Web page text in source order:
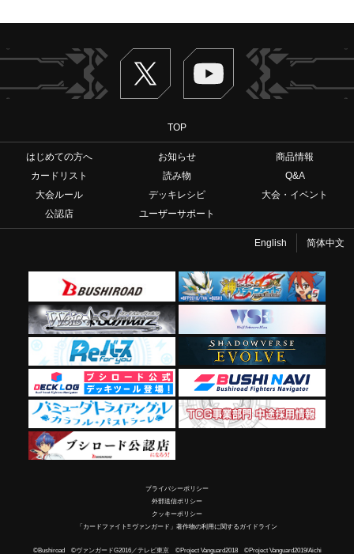
Twitter ヴァンガードch
TOP
はじめての方へ お知らせ
商品情報
カードリスト
読み物
Q&A
大会ルール
デッキレシピ
大会・イベント
公認店
ユーザーサポート
English 简体中文
プライバシーポリシー
外部送信ポリシー
クッキーポリシー
「カードファイト!! ヴァンガード」著作物の利用に関するガイドライン
©Bushiroad ©ヴァンガードG2016／テレビ東京 ©Project Vanguard2018 ©Project Vanguard2019/Aichi